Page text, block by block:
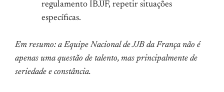
regulamento IBJJF, repetir situações
específicas.
Em resumo: a Equipe Nacional de JJB da França não é
apenas uma questão de talento, mas principalmente de
seriedade e constância.